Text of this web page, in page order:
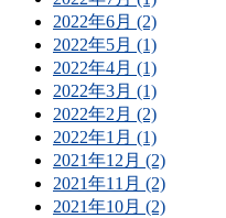
2022年6月 (2)
2022年5月 (1)
2022年4月 (1)
2022年3月 (1)
2022年2月 (2)
2022年1月 (1)
2021年12月 (2)
2021年11月 (2)
2021年10月 (2)